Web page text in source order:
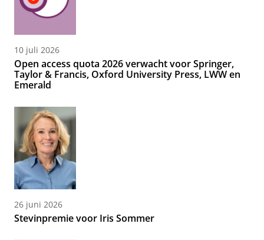
10 juli 2026
Open access quota 2026 verwacht voor Springer,
Taylor & Francis, Oxford University Press, LWW en
Emerald
26 juni 2026
Stevinpremie voor Iris Sommer